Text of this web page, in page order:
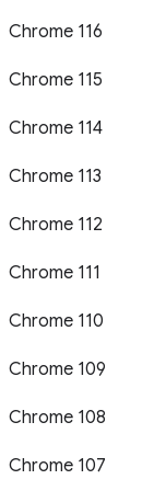
Chrome 116
Chrome 115
Chrome 114
Chrome 113
Chrome 112
Chrome 111
Chrome 110
Chrome 109
Chrome 108
Chrome 107